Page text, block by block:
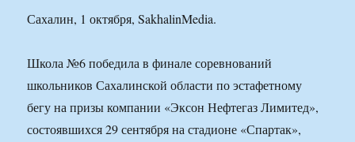
Сахалин, 1 октября, SakhalinMedia.
Школа №6 победила в финале соревнований
школьников Сахалинской области по эстафетному
бегу на призы компании «Эксон Нефтегаз Лимитед»,
состоявшихся 29 сентября на стадионе «Спартак»,